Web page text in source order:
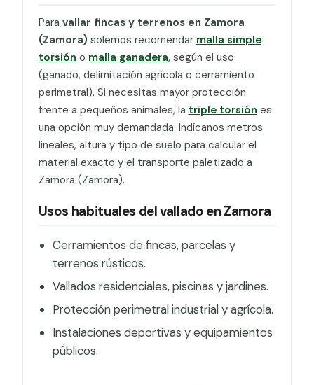
Para vallar fincas y terrenos en Zamora
(Zamora) solemos recomendar malla simple
torsión o malla ganadera, según el uso
(ganado, delimitación agrícola o cerramiento
perimetral). Si necesitas mayor protección
frente a pequeños animales, la triple torsión es
una opción muy demandada. Indícanos metros
lineales, altura y tipo de suelo para calcular el
material exacto y el transporte paletizado a
Zamora (Zamora).
Usos habituales del vallado en Zamora
Cerramientos de fincas, parcelas y
terrenos rústicos.
Vallados residenciales, piscinas y jardines.
Protección perimetral industrial y agrícola.
Instalaciones deportivas y equipamientos
públicos.